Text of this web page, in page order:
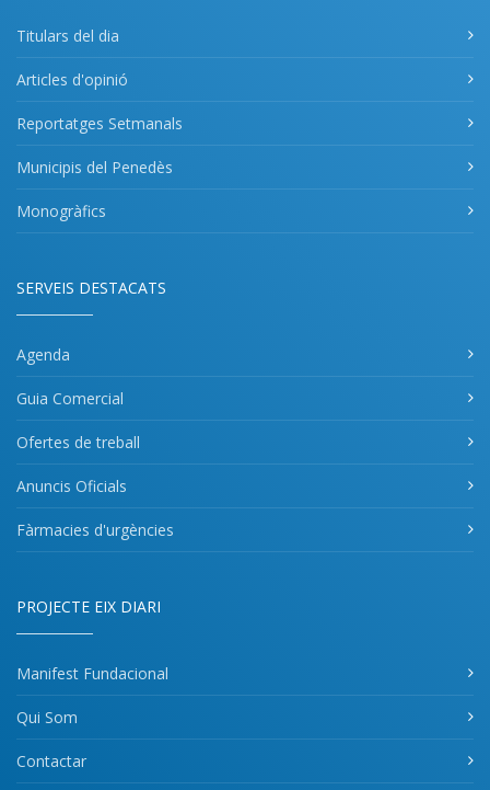
Titulars del dia
Articles d'opinió
Reportatges Setmanals
Municipis del Penedès
Monogràfics
SERVEIS DESTACATS
Agenda
Guia Comercial
Ofertes de treball
Anuncis Oficials
Fàrmacies d'urgències
PROJECTE EIX DIARI
Manifest Fundacional
Qui Som
Contactar